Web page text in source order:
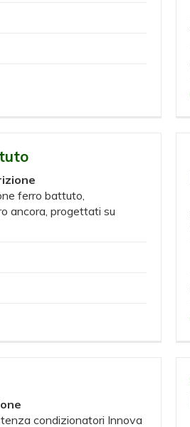
ferro battuto,
ancora, progettati su
condizionatori Innova